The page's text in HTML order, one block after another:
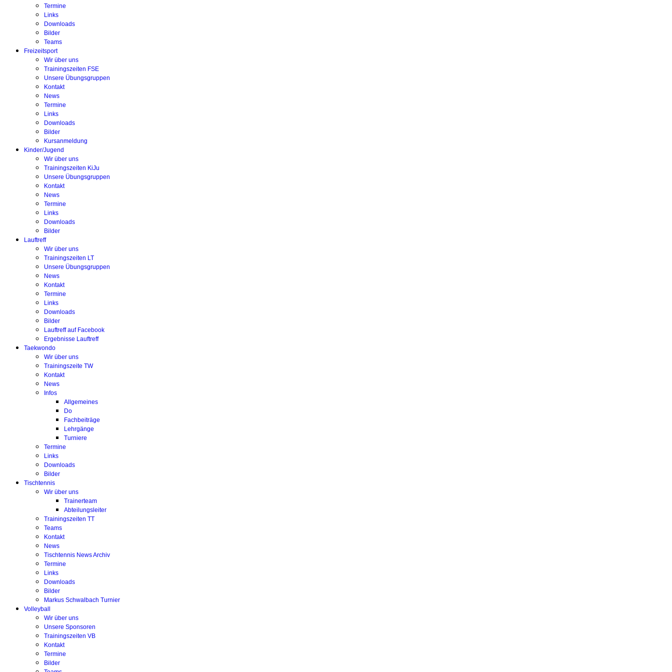
Termine
Links
Downloads
Bilder
Teams
Freizeitsport
Wir über uns
Trainingszeiten FSE
Unsere Übungsgruppen
Kontakt
News
Termine
Links
Downloads
Bilder
Kursanmeldung
Kinder/Jugend
Wir über uns
Trainingszeiten KiJu
Unsere Übungsgruppen
Kontakt
News
Termine
Links
Downloads
Bilder
Lauftreff
Wir über uns
Trainingszeiten LT
Unsere Übungsgruppen
News
Kontakt
Termine
Links
Downloads
Bilder
Lauftreff auf Facebook
Ergebnisse Lauftreff
Taekwondo
Wir über uns
Trainingszeite TW
Kontakt
News
Infos
Allgemeines
Do
Fachbeiträge
Lehrgänge
Turniere
Termine
Links
Downloads
Bilder
Tischtennis
Wir über uns
Trainerteam
Abteilungsleiter
Trainingszeiten TT
Teams
Kontakt
News
Tischtennis News Archiv
Termine
Links
Downloads
Bilder
Markus Schwalbach Turnier
Volleyball
Wir über uns
Unsere Sponsoren
Trainingszeiten VB
Kontakt
Termine
Bilder